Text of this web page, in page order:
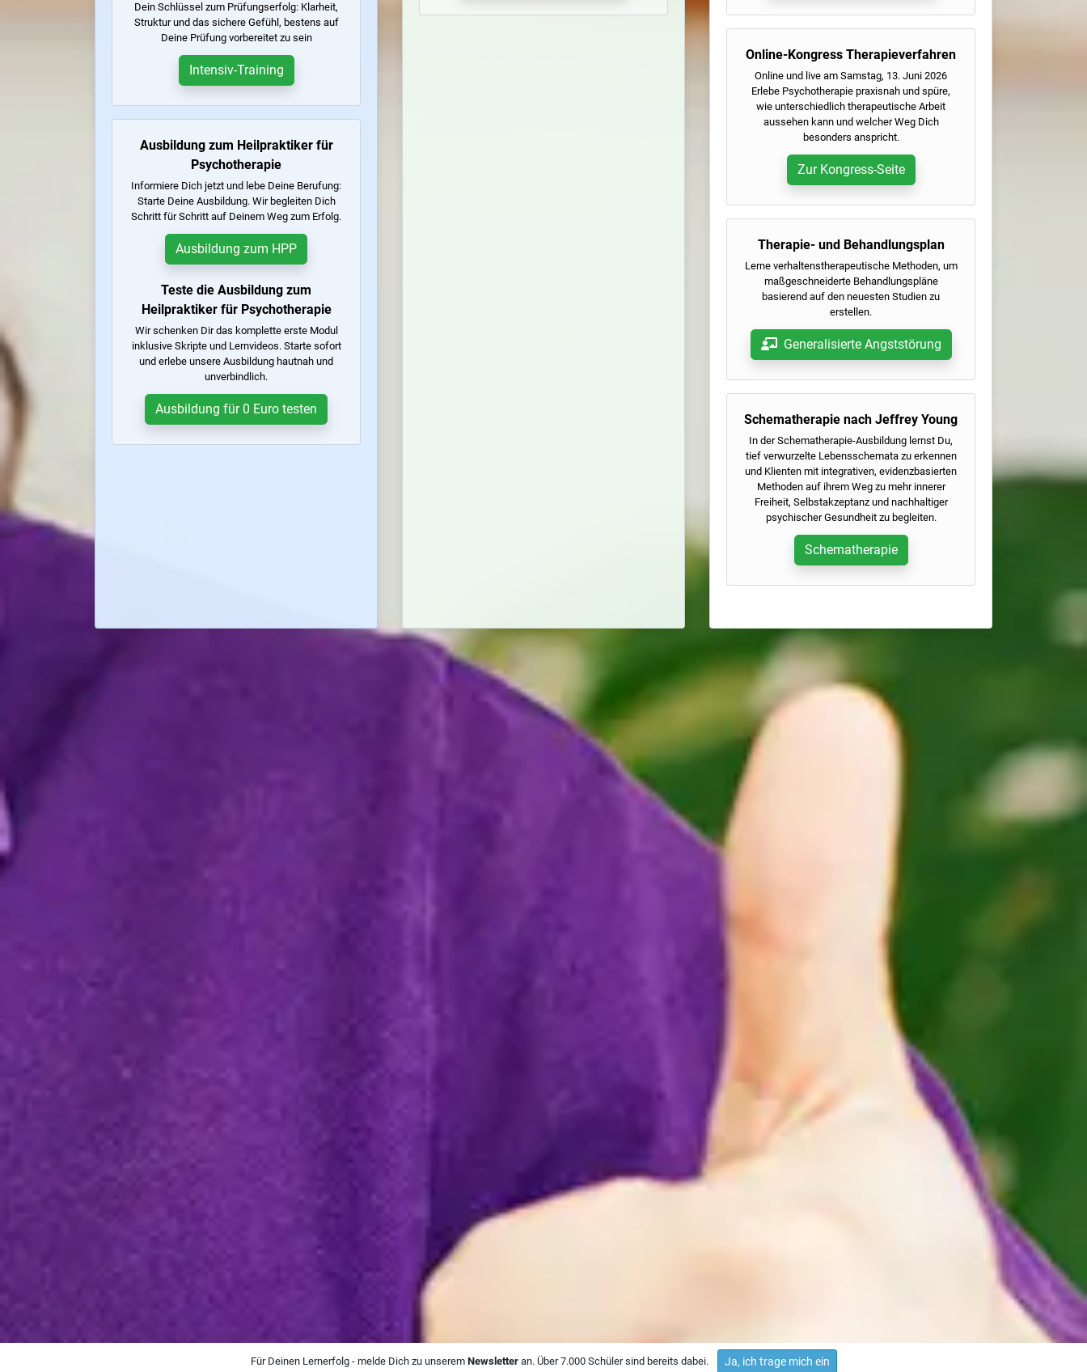
Dein Schlüssel zum Prüfungserfolg: Klarheit,
Struktur und das sichere Gefühl, bestens auf
Deine Prüfung vorbereitet zu sein
Intensiv-Training
Ausbildung zum Heilpraktiker für
Psychotherapie
Informiere Dich jetzt und lebe Deine Berufung:
Starte Deine Ausbildung. Wir begleiten Dich
Schritt für Schritt auf Deinem Weg zum Erfolg.
Ausbildung zum HPP
Teste die Ausbildung zum
Heilpraktiker für Psychotherapie
Wir schenken Dir das komplette erste Modul
inklusive Skripte und Lernvideos. Starte sofort
und erlebe unsere Ausbildung hautnah und
unverbindlich.
Ausbildung für 0 Euro testen
Online-Kongress Therapieverfahren
Online und live am Samstag, 13. Juni 2026
Erlebe Psychotherapie praxisnah und spüre,
wie unterschiedlich therapeutische Arbeit
aussehen kann und welcher Weg Dich
besonders anspricht.
Zur Kongress-Seite
Therapie- und Behandlungsplan
Lerne verhaltenstherapeutische Methoden, um
maßgeschneiderte Behandlungspläne
basierend auf den neuesten Studien zu
erstellen.
Generalisierte Angststörung
Schematherapie nach Jeffrey Young
In der Schematherapie-Ausbildung lernst Du,
tief verwurzelte Lebensschemata zu erkennen
und Klienten mit integrativen, evidenzbasierten
Methoden auf ihrem Weg zu mehr innerer
Freiheit, Selbstakzeptanz und nachhaltiger
psychischer Gesundheit zu begleiten.
Schematherapie
Für Deinen Lernerfolg - melde Dich zu unserem Newsletteran. Über 7.000 Schüler sind bereits dabei. Ja, ich trage mich ein